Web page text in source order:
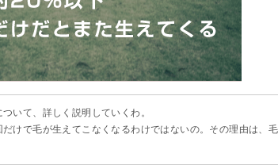
いて、詳しく説明していくわ。
けで毛が生えてこなくなるわけではないの。その理由は、